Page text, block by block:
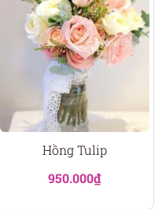
Hồng Tulip
950.000₫